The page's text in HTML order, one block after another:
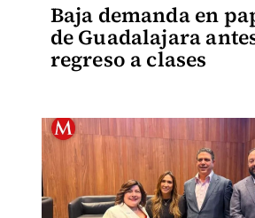
Baja demanda en
de Guadalajara
regreso a clases